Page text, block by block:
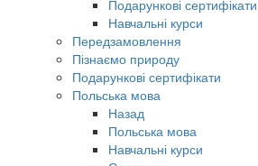
Подарункові сертифікати
Навчальні курси
Передзамовлення
Пізнаємо природу
Подарункові сертифікати
Польська мова
Назад
Польська мова
Навчальні курси